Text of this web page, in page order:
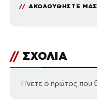
ΑΚΟΛΟΥΘΗΣΤΕ ΜΑΣ
// ΣΧΟΛΙΑ
Γίνετε ο πρώτος που